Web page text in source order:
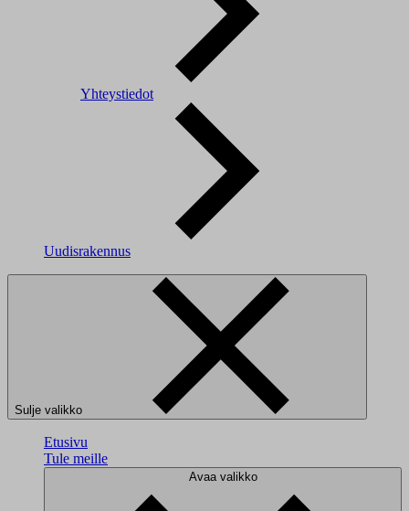
Yhteystiedot
Uudisrakennus
Sulje valikko
Etusivu
Tule meille
Avaa valikko